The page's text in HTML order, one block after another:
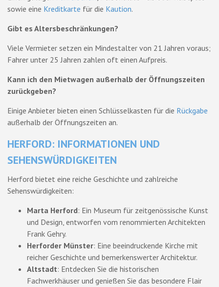
sowie eine Kreditkarte für die Kaution.
Gibt es Altersbeschränkungen?
Viele Vermieter setzen ein Mindestalter von 21 Jahren voraus;
Fahrer unter 25 Jahren zahlen oft einen Aufpreis.
Kann ich den Mietwagen außerhalb der Öffnungszeiten
zurückgeben?
Einige Anbieter bieten einen Schlüsselkasten für die Rückgabe
außerhalb der Öffnungszeiten an.
HERFORD: INFORMATIONEN UND
SEHENSWÜRDIGKEITEN
Herford bietet eine reiche Geschichte und zahlreiche
Sehenswürdigkeiten:
Marta Herford: Ein Museum für zeitgenössische Kunst
und Design, entworfen vom renommierten Architekten
Frank Gehry.
Herforder Münster: Eine beeindruckende Kirche mit
reicher Geschichte und bemerkenswerter Architektur.
Altstadt: Entdecken Sie die historischen
Fachwerkhäuser und genießen Sie das besondere Flair